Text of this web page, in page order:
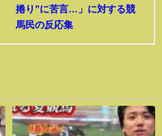
捲り”に苦言…」に対する競
馬民の反応集